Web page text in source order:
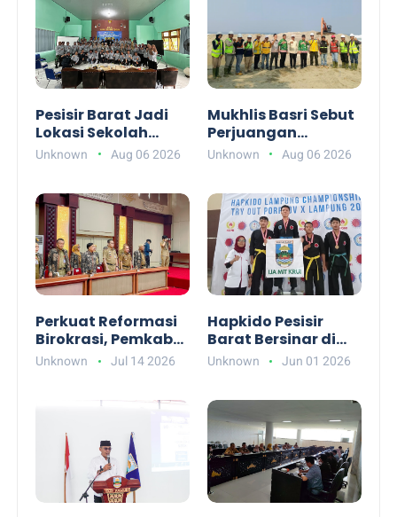
Pesisir Barat Jadi
Lokasi Sekolah
Lapang Gempa dan
Tsunami BMKG,
Mitigasi Bencana
Unknown Aug 06 2026
Mukhlis Basri Sebut
Perjuangan
Anggaran Abrasi
Pesisir Barat Tidak
Pengawasan
Berimbang
Unknown Aug 06 2026
Perkuat Reformasi
Birokrasi, Pemkab
Pesibar Dukung
Unknown Jul 14 2026
Hapkido Pesisir
Barat Bersinar di
Lampung
Total 15 Medali
Unknown Jun 01 2026